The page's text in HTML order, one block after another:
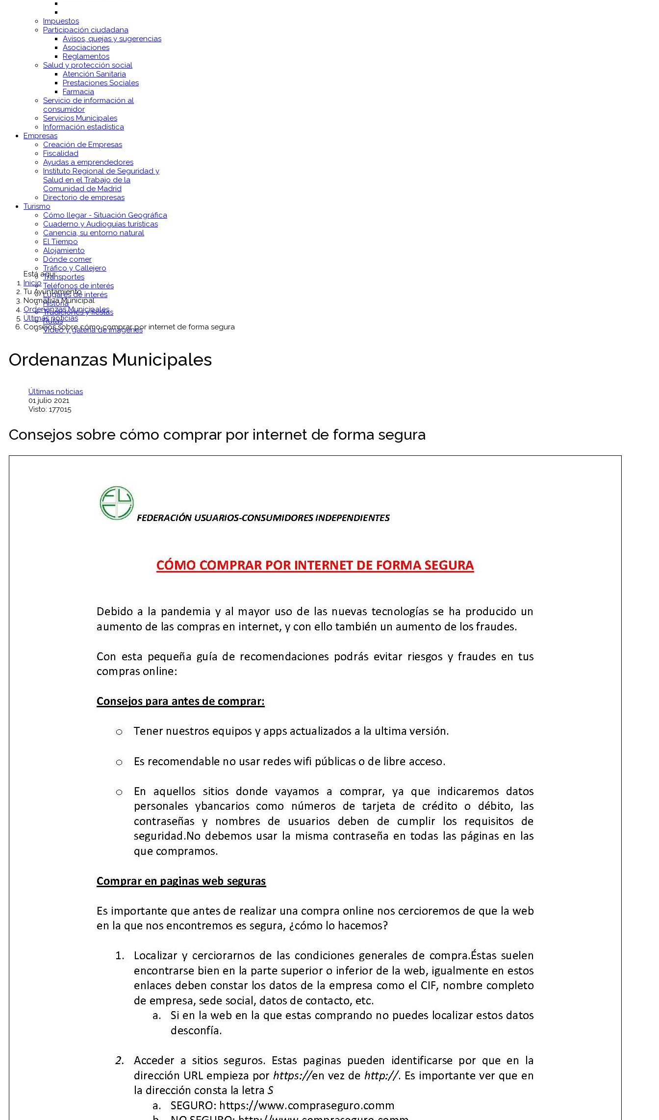
Impuestos
Participación ciudadana
Avisos, quejas y sugerencias
Asociaciones
Reglamentos
Salud y protección social
Atención Sanitaria
Prestaciones Sociales
Farmacia
Servicio de información al
consumidor
Servicios Municipales
Información estadística
Empresas
Creación de Empresas
Fiscalidad
Ayudas a emprendedores
Instituto Regional de Seguridad y
Salud en el Trabajo de la
Comunidad de Madrid
Directorio de empresas
Turismo
Cómo llegar - Situación Geográfica
Cuaderno y Audioguías turísticas
Canencia, su entorno natural
El Tiempo
Alojamiento
Dónde comer
Tráfico y Callejero
Transportes
Teléfonos de interés
Lugares de interés
Historia
Tradiciones y fiestas
Rutas
Vídeo y galería de imágenes
Está aquí:
Inicio
Tu Ayuntamiento
Normativa Municipal
Ordenanzas Municipales
Últimas noticias
Consejos sobre cómo comprar por internet de forma segura
Ordenanzas Municipales
Últimas noticias
01 julio 2021
Visto: 177015
Consejos sobre cómo comprar por internet de forma segura